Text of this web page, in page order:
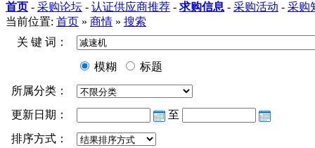
首页 - 采购论坛 - 认证供应商推荐 - 求购信息 - 采购活动 - 采购
当前位置: 首页 » 商情 » 搜索
关 键 词：
模糊
标题
所属分类：
更新日期：
至
排序方式：